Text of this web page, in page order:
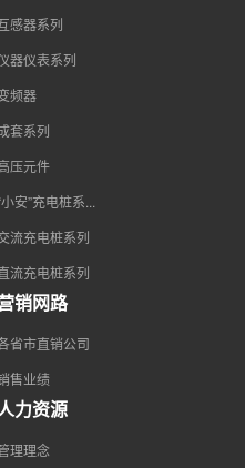
感器系列
器仪表系列
频器
套系列
压元件
小安”充电桩系...
流充电桩系列
流充电桩系列
销网路
省市直销公司
售业绩
力资源
理理念